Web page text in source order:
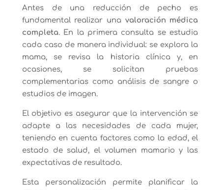
Antes de una reducción de pecho es
fundamental realizar una valoración médica
completa. En la primera consulta se estudia
cada caso de manera individual: se explora la
mama, se revisa la historia clínica y, en
ocasiones, se solicitan pruebas
complementarias como análisis de sangre o
estudios de imagen.
El objetivo es asegurar que la intervención se
adapte a las necesidades de cada mujer,
teniendo en cuenta factores como la edad, el
estado de salud, el volumen mamario y las
expectativas de resultado.
Esta personalización permite planificar la